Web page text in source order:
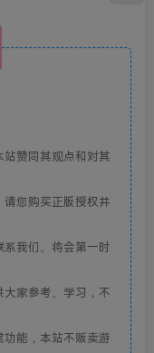
赞同其观点和对其
您购买正版授权并
我们。将会第一时
家参考、学习，不
能，本站不贩卖游